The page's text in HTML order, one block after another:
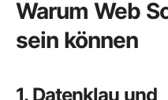
Warum Web
sein können
1. Datenklau und